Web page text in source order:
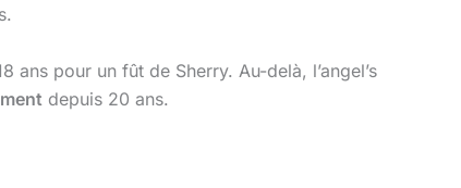
pour un fût de Sherry. Au-delà, l’angel’s
depuis 20 ans.